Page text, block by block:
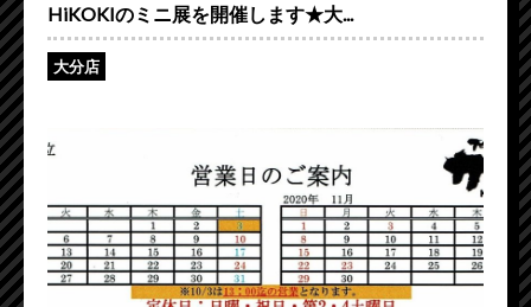
HiKOKIのミニ展を開催します★大...
大分店